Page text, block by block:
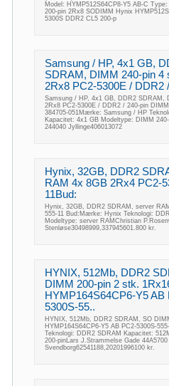
Model: HYMP512S64CP8-Y5 AB-C
200-pin 2Rx8 SODIMM Hynix
5300S DDR2 CL5 200-p
Samsung / HP, 4x1 GB,
SDRAM, DIMM 240-pin 4
2Rx8 PC2-5300E / DDR2
Samsung / HP, 4x1 GB, DDR2 SDRAM,
2Rx8 PC2-5300E / DDR2 / 240-pin
384705-051Mærke: Samsung / HP
Kapacitet: 4x1 GB Modeltype: DIMM
244040 Jyllinge406013072
Hynix, 32GB, DDR2
RAM 4x 8GB 2Rx4 PC2-
11Bud:
Hynix, 32GB, DDR2 SDRAM, server
555-11 Bud:Mærke: Hynix Teknologi:
Modeltype: server RAMChristian
Stenløse30498999,337945601.800 kr.
HYNIX, 512Mb, DDR2
DIMM 200-pin 2 stk.
HYMP164S64CP6-Y5 AB
5300S-55..
HYNIX, 512Mb, DDR2 SDRAM, SO
HYMP164S64CP6-Y5 AB PC2-5300S-
Teknologi: DDR2 SDRAM Kapacitet:
200-pinLars J.Strammelse Gade 44A5700
Svendborg62541188,20201996100 kr.